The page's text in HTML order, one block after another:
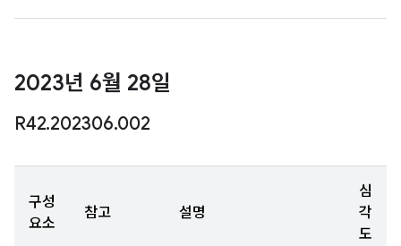
2023년 6월 28일
R42.202306.002
구성
요소
참고 설명
심
각
도